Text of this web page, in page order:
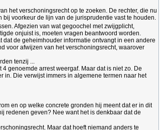
het verschoningsrecht op te zoeken. De rechter, die nu
voorkeur de lijn van de jurisprudentie vast te houden.
Afgezien van wat gegoochel met zwijgplicht,
onjuist is, moeten vragen beantwoord worden.
de geheimhouder informatie ontvangt in een andere
voor afwijzen van het verschoningsrecht, waarover
tenzij ...
genoemde arrest weergaf. Maar dat is niet zo. De
in. Die verwijst immers in algemene termen naar het
en op welke concrete gronden hij meent dat er in dit
redenen geven? Nee want het is denkbaar dat de
Maar dat hoeft niemand anders te